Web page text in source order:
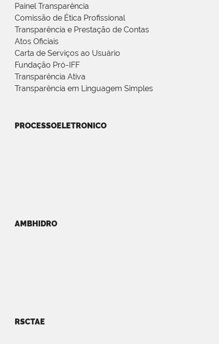
Painel Transparência
Comissão de Ética Profissional
Transparência e Prestação de Contas
Atos Oficiais
Carta de Serviços ao Usuário
Fundação Pró-IFF
Transparência Ativa
Transparência em Linguagem Simples
PROCESSOELETRONICO
AMBHIDRO
RSCTAE